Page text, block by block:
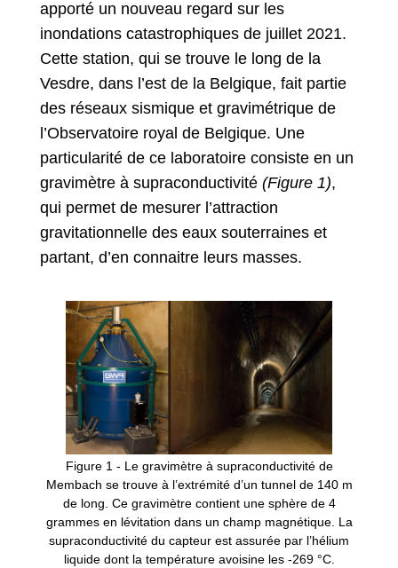
apporté un nouveau regard sur les
inondations catastrophiques de juillet 2021.
Cette station, qui se trouve le long de la
Vesdre, dans l’est de la Belgique, fait partie
des réseaux sismique et gravimétrique de
l’Observatoire royal de Belgique. Une
particularité de ce laboratoire consiste en un
gravimètre à supraconductivité (Figure 1),
qui permet de mesurer l’attraction
gravitationnelle des eaux souterraines et
partant, d’en connaitre leurs masses.
Figure 1 - Le gravimètre à supraconductivité de
Membach se trouve à l’extrémité d’un tunnel de 140 m
de long. Ce gravimètre contient une sphère de 4
grammes en lévitation dans un champ magnétique. La
supraconductivité du capteur est assurée par l’hélium
liquide dont la température avoisine les -269 °C.